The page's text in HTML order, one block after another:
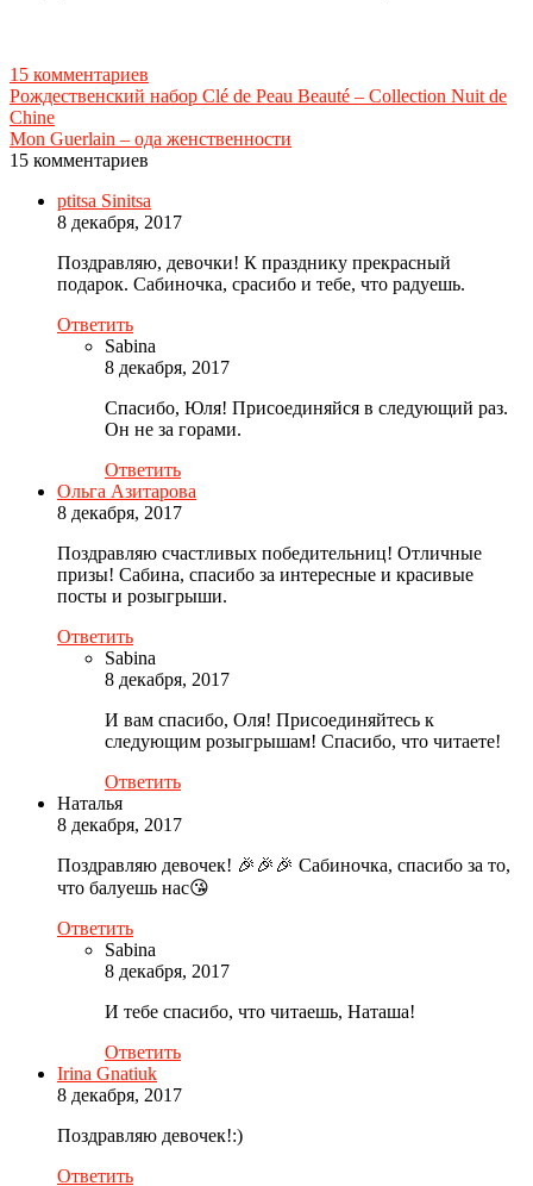
15 комментариев
Рождественский набор Clé de Peau Beauté – Collection Nuit de
Chine
Mon Guerlain – ода женственности
15 комментариев
ptitsa Sinitsa
8 декабря, 2017
Поздравляю, девочки! К празднику прекрасный
подарок. Сабиночка, срасибо и тебе, что радуешь.
Ответить
Sabina
8 декабря, 2017
Спасибо, Юля! Присоединяйся в следующий раз.
Он не за горами.
Ответить
Ольга Азитарова
8 декабря, 2017
Поздравляю счастливых победительниц! Отличные
призы! Сабина, спасибо за интересные и красивые
посты и розыгрыши.
Ответить
Sabina
8 декабря, 2017
И вам спасибо, Оля! Присоединяйтесь к
следующим розыгрышам! Спасибо, что читаете!
Ответить
Наталья
8 декабря, 2017
Поздравляю девочек! 🎉🎉🎉 Сабиночка, спасибо за то,
что балуешь нас😘
Ответить
Sabina
8 декабря, 2017
И тебе спасибо, что читаешь, Наташа!
Ответить
Irina Gnatiuk
8 декабря, 2017
Поздравляю девочек!:)
Ответить